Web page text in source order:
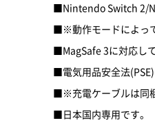
■Nintendo Switch 2/
■※動作モードによっ
■MagSafe 3に対応し
■電気用品安全法
■※充電ケーブルは同
■日本国内専用です。